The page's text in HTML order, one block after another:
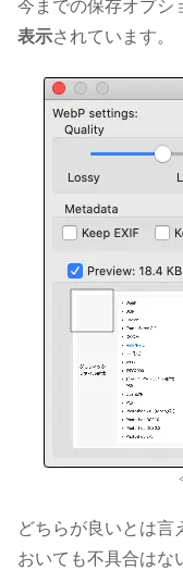
今までの保存オプシ
表示されています。
どちらが良いとは言
おいても不具合はな